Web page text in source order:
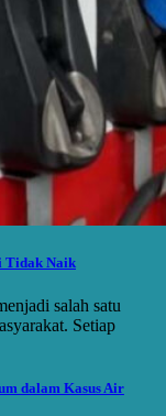
Tidak Naik
salah satu
Setiap
dalam Kasus Air